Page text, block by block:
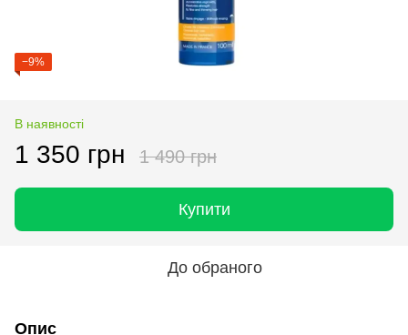
−9%
В наявності
1 350 грн 1 490 грн
Купити
До обраного
Опис